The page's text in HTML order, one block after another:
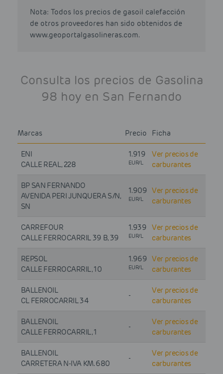
Nota: Todos los precios de gasoil calefacción
de otros proveedores han sido obtenidos de
www.geoportalgasolineras.com.
Consulta los precios de Gasolina
98 hoy en San Fernando
Marcas Precio Ficha
ENI
CALLE REAL, 228
1.919
EUR/L
Ver precios de
carburantes
BP SAN FERNANDO
AVENIDA PERI JUNQUERA S/N,
SN
1.909
EUR/L
Ver precios de
carburantes
CARREFOUR
CALLE FERROCARRIL 39 B, 39
1.939
EUR/L
Ver precios de
carburantes
REPSOL
CALLE FERROCARRIL, 10
1.969
EUR/L
Ver precios de
carburantes
BALLENOIL
CL FERROCARRIL 34
-
Ver precios de
carburantes
BALLENOIL
CALLE FERROCARRIL, 1
-
Ver precios de
carburantes
BALLENOIL
CARRETERA N-IVA KM. 680
-
Ver precios de
carburantes